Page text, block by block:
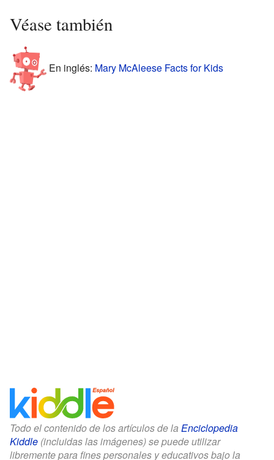
Véase también
En inglés: Mary McAleese Facts for Kids
Todo el contenido de los artículos de la Enciclopedia
Kiddle (incluidas las imágenes) se puede utilizar
libremente para fines personales y educativos bajo la